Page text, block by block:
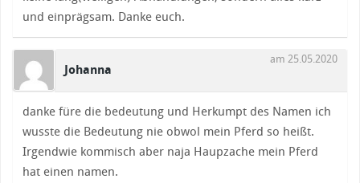
und einprägsam. Danke euch.
Johanna
am 25.05.2020
danke füre die bedeutung und Herkumpt des Namen ich
wusste die Bedeutung nie obwol mein Pferd so heißt.
Irgendwie kommisch aber naja Haupzache mein Pferd
hat einen namen.